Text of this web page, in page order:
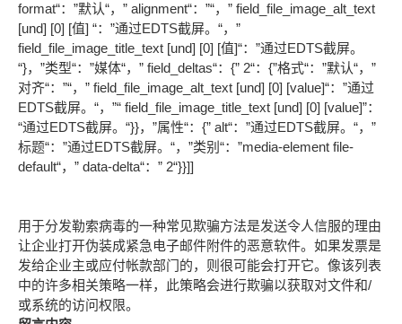
format“：”默认“，” alignment“：”“，” field_file_image_alt_text
[und] [0] [值] “：”通过EDTS截屏。“，”
field_file_image_title_text [und] [0] [值]“：”通过EDTS截屏。
“}，”类型“：”媒体“，” field_deltas“：{” 2“：{”格式“：”默认“，”
对齐“：”“，” field_file_image_alt_text [und] [0] [value]“：”通过
EDTS截屏。“，”“ field_file_image_title_text [und] [0] [value]”：
“通过EDTS截屏。“}}，”属性“：{” alt“：”通过EDTS截屏。“，”
标题“：”通过EDTS截屏。“，”类别“：”media-element file-
default“，” data-delta“：” 2“}}]]
用于分发勒索病毒的一种常见欺骗方法是发送令人信服的理由
让企业打开伪装成紧急电子邮件附件的恶意软件。如果发票是
发给企业主或应付帐款部门的，则很可能会打开它。像该列表
中的许多相关策略一样，此策略会进行欺骗以获取对文件和/
或系统的访问权限。